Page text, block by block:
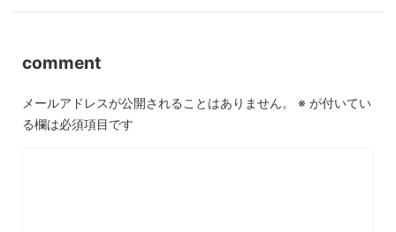
comment
メールアドレスが公開されることはありません。 ※ が付いてい
る欄は必須項目です